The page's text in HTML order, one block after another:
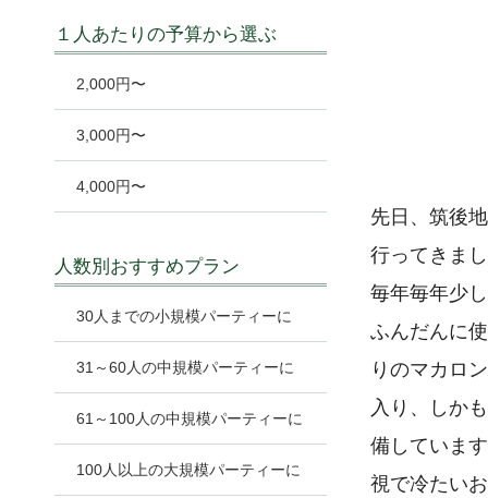
先日、筑後
行ってきま
毎年毎年少
ふんだんに
りのマカロ
入り、しか
備していま
視で冷たい
１人あたりの予算から選ぶ
2,000円〜
3,000円〜
4,000円〜
人数別おすすめプラン
30人までの小規模パーティーに
31～60人の中規模パーティーに
61～100人の中規模パーティーに
100人以上の大規模パーティーに